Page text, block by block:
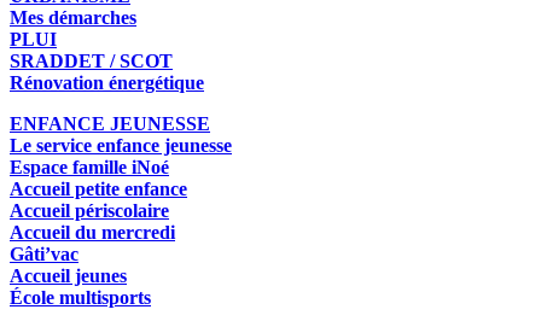
Mes démarches
PLUI
SRADDET / SCOT
Rénovation énergétique
ENFANCE JEUNESSE
Le service enfance jeunesse
Espace famille iNoé
Accueil petite enfance
Accueil périscolaire
Accueil du mercredi
Gâti’vac
Accueil jeunes
École multisports